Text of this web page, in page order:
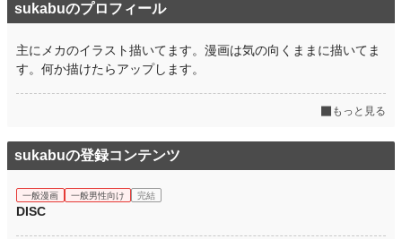
sukabuのプロフィール
主にメカのイラスト描いてます。漫画は気の向くままに描いてま
す。何か描けたらアップします。
もっと見る
sukabuの登録コンテンツ
一般漫画 一般男性向け 完結
DISC